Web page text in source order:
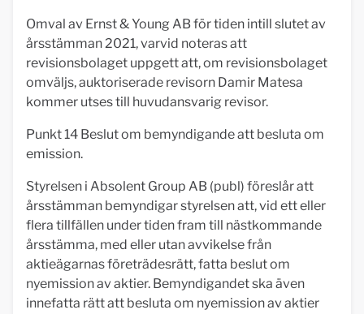
Omval av Ernst & Young AB för tiden intill slutet av
årsstämman 2021, varvid noteras att
revisionsbolaget uppgett att, om revisionsbolaget
omväljs, auktoriserade revisorn Damir Matesa
kommer utses till huvudansvarig revisor.
Punkt 14 Beslut om bemyndigande att besluta om
emission.
Styrelsen i Absolent Group AB (publ) föreslår att
årsstämman bemyndigar styrelsen att, vid ett eller
flera tillfällen under tiden fram till nästkommande
årsstämma, med eller utan avvikelse från
aktieägarnas företrädesrätt, fatta beslut om
nyemission av aktier. Bemyndigandet ska även
innefatta rätt att besluta om nyemission av aktier